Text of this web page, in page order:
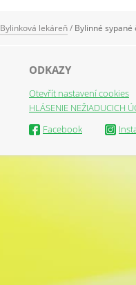
Bylinková lekáreň/ Bylinné sypané
ODKAZY
Otevřít nastavení cookies
HLÁSENIE NEŽIADUCICH
Facebook